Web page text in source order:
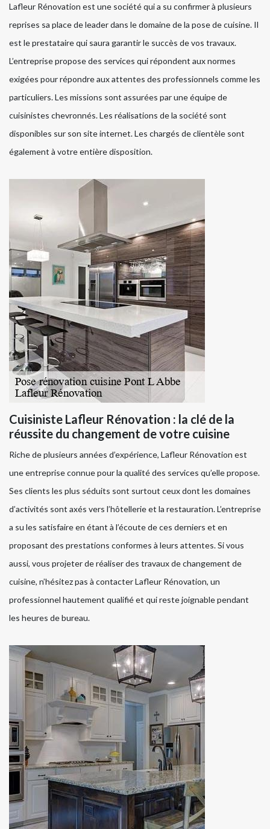
Lafleur Rénovation est une société qui a su confirmer à plusieurs
reprises sa place de leader dans le domaine de la pose de cuisine. Il
est le prestataire qui saura garantir le succès de vos travaux.
L’entreprise propose des services qui répondent aux normes
exigées pour répondre aux attentes des professionnels comme les
particuliers. Les missions sont assurées par une équipe de
cuisinistes chevronnés. Les réalisations de la société sont
disponibles sur son site internet. Les chargés de clientèle sont
également à votre entière disposition.
Cuisiniste Lafleur Rénovation : la clé de la
réussite du changement de votre cuisine
Riche de plusieurs années d’expérience, Lafleur Rénovation est
une entreprise connue pour la qualité des services qu’elle propose.
Ses clients les plus séduits sont surtout ceux dont les domaines
d’activités sont axés vers l’hôtellerie et la restauration. L’entreprise
a su les satisfaire en étant à l’écoute de ces derniers et en
proposant des prestations conformes à leurs attentes. Si vous
aussi, vous projeter de réaliser des travaux de changement de
cuisine, n’hésitez pas à contacter Lafleur Rénovation, un
professionnel hautement qualifié et qui reste joignable pendant
les heures de bureau.